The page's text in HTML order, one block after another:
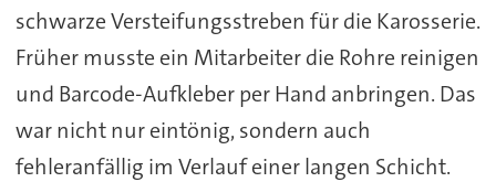
schwarze Versteifungsstreben für die Karosserie.
Früher musste ein Mitarbeiter die Rohre reinigen
und Barcode-Aufkleber per Hand anbringen. Das
war nicht nur eintönig, sondern auch
fehleranfällig im Verlauf einer langen Schicht.